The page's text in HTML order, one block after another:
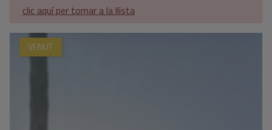
clic aquí per tornar a la llista
VENUT